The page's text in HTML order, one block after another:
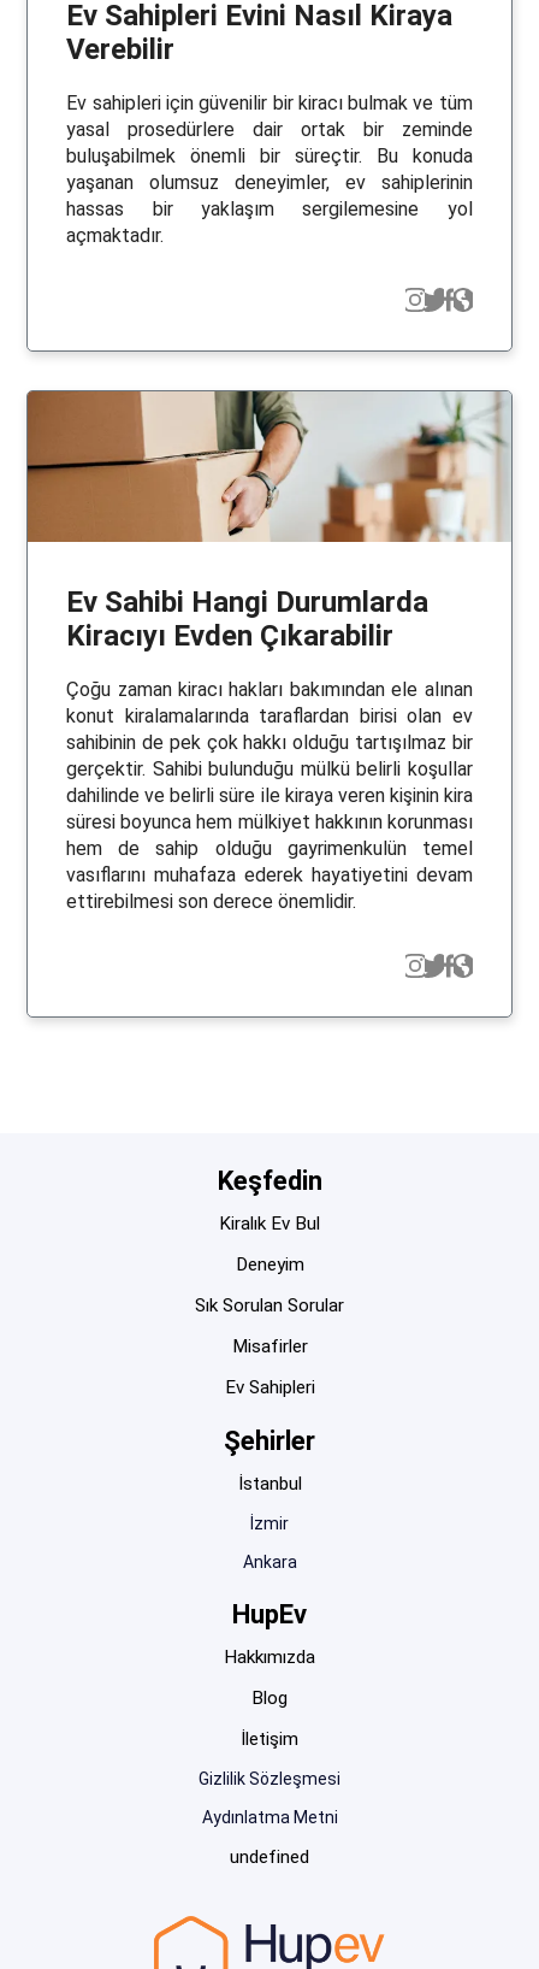
Ev Sahipleri Evini Nasıl Kiraya
Verebilir
Ev sahipleri için güvenilir bir kiracı bulmak ve tüm
yasal prosedürlere dair ortak bir zeminde
buluşabilmek önemli bir süreçtir. Bu konuda
yaşanan olumsuz deneyimler, ev sahiplerinin
hassas bir yaklaşım sergilemesine yol
açmaktadır.
Ev Sahibi Hangi Durumlarda
Kiracıyı Evden Çıkarabilir
Çoğu zaman kiracı hakları bakımından ele alınan
konut kiralamalarında taraflardan birisi olan ev
sahibinin de pek çok hakkı olduğu tartışılmaz bir
gerçektir. Sahibi bulunduğu mülkü belirli koşullar
dahilinde ve belirli süre ile kiraya veren kişinin kira
süresi boyunca hem mülkiyet hakkının korunması
hem de sahip olduğu gayrimenkulün temel
vasıflarını muhafaza ederek hayatiyetini devam
ettirebilmesi son derece önemlidir.
Keşfedin
Kiralık Ev Bul
Deneyim
Sık Sorulan Sorular
Misafirler
Ev Sahipleri
Şehirler
İstanbul
İzmir
Ankara
HupEv
Hakkımızda
Blog
İletişim
Gizlilik Sözleşmesi
Aydınlatma Metni
undefined